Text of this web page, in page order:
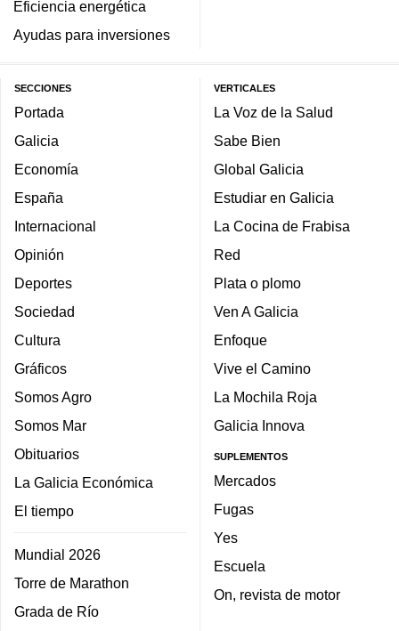
Eficiencia energética
Ayudas para inversiones
SECCIONES
Portada
Galicia
Economía
España
Internacional
Opinión
Deportes
Sociedad
Cultura
Gráficos
Somos Agro
Somos Mar
Obituarios
La Galicia Económica
El tiempo
Mundial 2026
Torre de Marathon
Grada de Río
VERTICALES
La Voz de la Salud
Sabe Bien
Global Galicia
Estudiar en Galicia
La Cocina de Frabisa
Red
Plata o plomo
Ven A Galicia
Enfoque
Vive el Camino
La Mochila Roja
Galicia Innova
SUPLEMENTOS
Mercados
Fugas
Yes
Escuela
On, revista de motor